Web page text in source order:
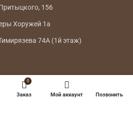
156
Хоружей 1а
74А (1й этаж)
0
Заказ Мой аккаунт Позвонить